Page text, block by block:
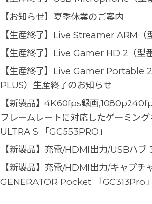
【お知らせ】夏季休業のご案内
【生産終了】Live Streamer ARM（
【生産終了】Live Gamer HD 2（型
【生産終了】Live Gamer Portable
PLUS）生産終了のお知らせ
【新製品】4K60fps録画
フレームレートに対応したゲーミン
ULTRA S 「GC553PRO」
【新製品】充電/HDMI出力/USBハブ
【新製品】充電/HDMI出力/キャプチ
GENERATOR Pocket 「GC313Pro」